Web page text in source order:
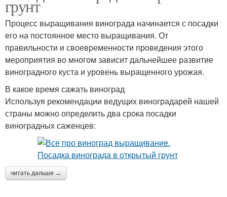
грунт
Процесс выращивания винограда начинается с посадки
его на постоянное место выращивания. От
правильности и своевременности проведения этого
мероприятия во многом зависит дальнейшее развитие
виноградного куста и уровень выращенного урожая.
В какое время сажать виноград
Используя рекомендации ведущих виноградарей нашей
страны можно определить два срока посадки
виноградных саженцев:
читать дальше →